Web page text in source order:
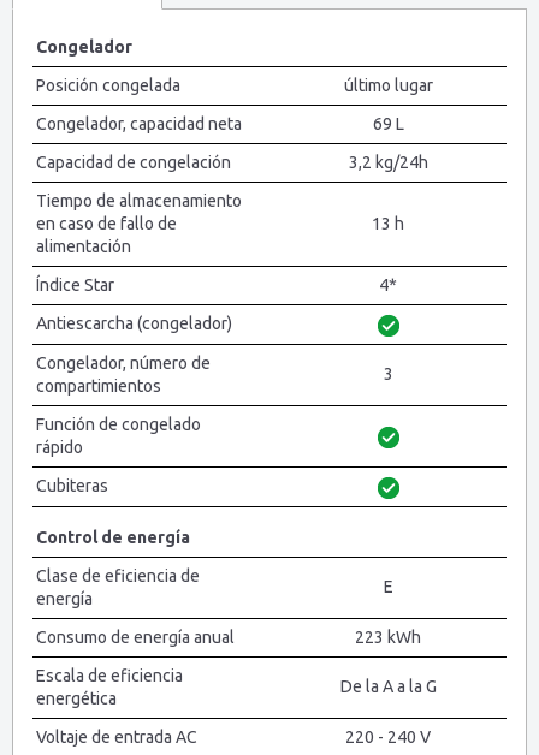
Congelador
Posición congelada
último lugar
Congelador, capacidad neta
69 L
Capacidad de congelación
3,2 kg/24h
Tiempo de almacenamiento
en caso de fallo de
alimentación
13 h
Índice Star
4*
Antiescarcha (congelador)
Congelador, número de
compartimientos
3
Función de congelado
rápido
Cubiteras
Control de energía
Clase de eficiencia de
energía
E
Consumo de energía anual
223 kWh
Escala de eficiencia
energética
De la A a la G
Voltaje de entrada AC
220 - 240 V